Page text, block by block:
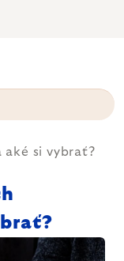
aké si vybrať?